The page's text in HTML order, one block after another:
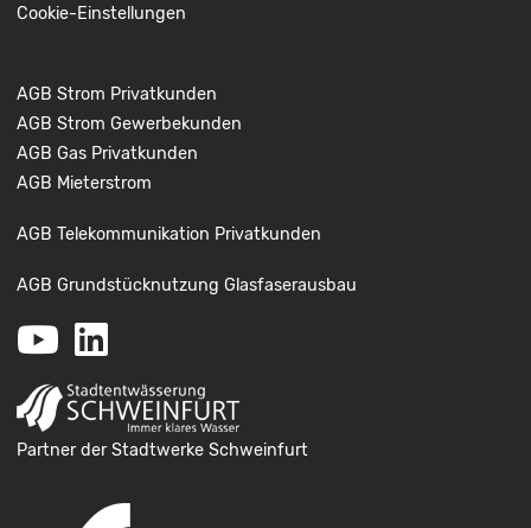
Cookie-Einstellungen
AGB Strom Privatkunden
AGB Strom Gewerbekunden
AGB Gas Privatkunden
AGB Mieterstrom
AGB Telekommunikation Privatkunden
AGB Grundstücknutzung Glasfaserausbau
Youtube
Partner der Stadtwerke Schweinfurt